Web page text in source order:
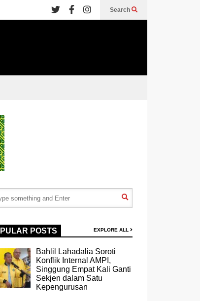
Search
POSTS EXPLORE ALL
Bahlil Lahadalia Soroti
Konflik Internal AMPI,
Singgung Empat Kali Ganti
Sekjen dalam Satu
Kepengurusan